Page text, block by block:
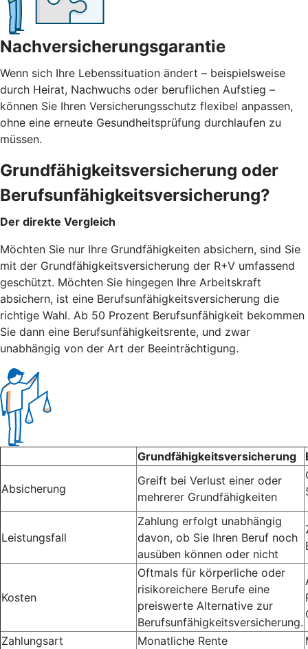
Nachversicherungsgarantie
Wenn sich Ihre Lebenssituation ändert – beispielsweise
durch Heirat, Nachwuchs oder beruflichen Aufstieg –
können Sie Ihren Versicherungsschutz flexibel anpassen,
ohne eine erneute Gesundheitsprüfung durchlaufen zu
müssen.
Grundfähigkeitsversicherung oder
Berufsunfähigkeitsversicherung?
Der direkte Vergleich
Möchten Sie nur Ihre Grundfähigkeiten absichern, sind Sie
mit der Grundfähigkeitsversicherung der R+V umfassend
geschützt. Möchten Sie hingegen Ihre Arbeitskraft
absichern, ist eine Berufsunfähigkeitsversicherung die
richtige Wahl. Ab 50 Prozent Berufsunfähigkeit bekommen
Sie dann eine Berufsunfähigkeitsrente, und zwar
unabhängig von der Art der Beeinträchtigung.
Grundfähigkeitsversicherung
Absicherung
Greift bei Verlust einer oder
mehrerer Grundfähigkeiten
Leistungsfall
Zahlung erfolgt unabhängig
davon, ob Sie Ihren Beruf noch
ausüben können oder nicht
Kosten
Oftmals für körperliche oder
risikoreichere Berufe eine
preiswerte Alternative zur
Berufsunfähigkeitsversicherung.
Zahlungsart
Monatliche Rente